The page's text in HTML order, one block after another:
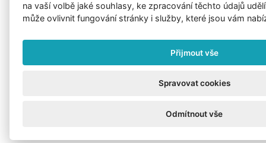
na vaší volbě jaké souhlasy, ke zpracování těchto údajů
může ovlivnit fungování stránky i služby, které jsou vám
Přijmout vše
Spravovat cookies
Odmítnout vše